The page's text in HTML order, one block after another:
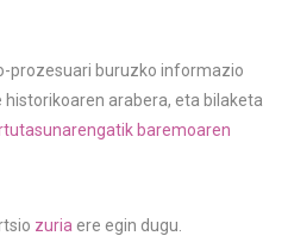
prozesuari buruzko informazio
arabera, eta bilaketa
baremoaren
zuria ere egin dugu.